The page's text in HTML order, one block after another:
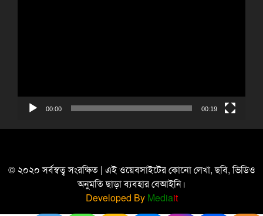
00:00 00:19
© ২০২০ সর্বস্বত্ব সংরক্ষিত | এই ওয়েবসাইটের কোনো লেখা, ছবি, ভিডিও
অনুমতি ছাড়া ব্যবহার বেআইনি।
Developed By Mediait